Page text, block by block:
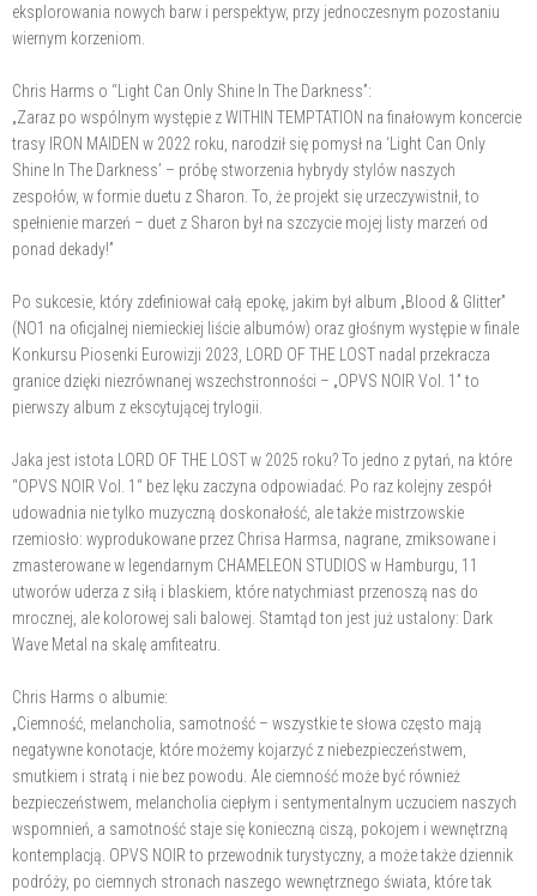
eksplorowania nowych barw i perspektyw, przy jednoczesnym pozostaniu
wiernym korzeniom.
Chris Harms o “Light Can Only Shine In The Darkness”:
„Zaraz po wspólnym występie z WITHIN TEMPTATION na finałowym koncercie
trasy IRON MAIDEN w 2022 roku, narodził się pomysł na ‘Light Can Only
Shine In The Darkness’ – próbę stworzenia hybrydy stylów naszych
zespołów, w formie duetu z Sharon. To, że projekt się urzeczywistnił, to
spełnienie marzeń – duet z Sharon był na szczycie mojej listy marzeń od
ponad dekady!”
Po sukcesie, który zdefiniował całą epokę, jakim był album „Blood & Glitter”
(NO1 na oficjalnej niemieckiej liście albumów) oraz głośnym występie w finale
Konkursu Piosenki Eurowizji 2023, LORD OF THE LOST nadal przekracza
granice dzięki niezrównanej wszechstronności – „OPVS NOIR Vol. 1” to
pierwszy album z ekscytującej trylogii.
Jaka jest istota LORD OF THE LOST w 2025 roku? To jedno z pytań, na które
“OPVS NOIR Vol. 1“ bez lęku zaczyna odpowiadać. Po raz kolejny zespół
udowadnia nie tylko muzyczną doskonałość, ale także mistrzowskie
rzemiosło: wyprodukowane przez Chrisa Harmsa, nagrane, zmiksowane i
zmasterowane w legendarnym CHAMELEON STUDIOS w Hamburgu, 11
utworów uderza z siłą i blaskiem, które natychmiast przenoszą nas do
mrocznej, ale kolorowej sali balowej. Stamtąd ton jest już ustalony: Dark
Wave Metal na skalę amfiteatru.
Chris Harms o albumie:
„Ciemność, melancholia, samotność – wszystkie te słowa często mają
negatywne konotacje, które możemy kojarzyć z niebezpieczeństwem,
smutkiem i stratą i nie bez powodu. Ale ciemność może być również
bezpieczeństwem, melancholia ciepłym i sentymentalnym uczuciem naszych
wspomnień, a samotność staje się konieczną ciszą, pokojem i wewnętrzną
kontemplacją. OPVS NOIR to przewodnik turystyczny, a może także dziennik
podróży, po ciemnych stronach naszego wewnętrznego świata, które tak